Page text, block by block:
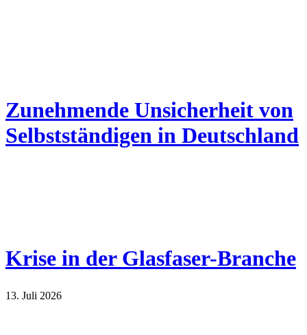
Zunehmende Unsicherheit von
Selbstständigen in Deutschland
Krise in der Glasfaser-Branche
13. Juli 2026